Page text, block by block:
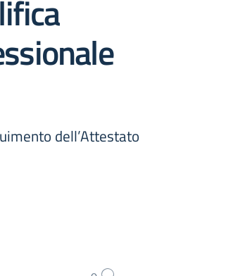
dell’Attestato